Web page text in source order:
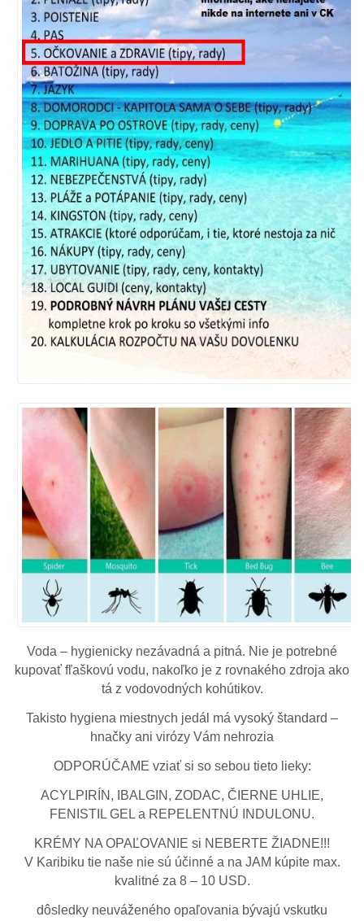
Voda – hygienicky nezávadná a pitná. Nie je potrebné
kupovať fľaškovú vodu, nakoľko je z rovnakého zdroja ako
tá z vodovodných kohútikov.
Takisto hygiena miestnych jedál má vysoký štandard –
hnačky ani virózy Vám nehrozia
ODPORÚČAME vziať si so sebou tieto lieky:
ACYLPIRÍN, IBALGIN, ZODAC, ČIERNE UHLIE,
FENISTIL GEL a REPELENTNÚ INDULONU.
KRÉMY NA OPAĽOVANIE si NEBERTE ŽIADNE!!!
V Karibiku tie naše nie sú účinné a na JAM kúpite max.
kvalitné za 8 – 10 USD.
dôsledky neuváženého opaľovania bývajú vskutku